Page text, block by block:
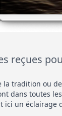
reçues
la tradition ou
dans toutes
ici un éclairage